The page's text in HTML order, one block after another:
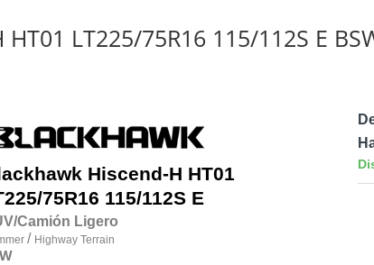
LT225/75R16 115/112S E
Hiscend-H HT01
75R16 115/112S E
Camión Ligero
/ Highway Terrain